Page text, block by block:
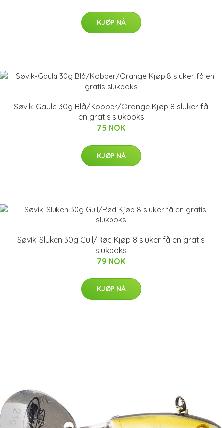
KJØP NÅ
Søvik-Gaula 30g Blå/Kobber/Orange Kjøp 8 sluker få
en gratis slukboks
75 NOK
KJØP NÅ
Søvik-Sluken 30g Gull/Rød Kjøp 8 sluker få en gratis
slukboks
79 NOK
KJØP NÅ